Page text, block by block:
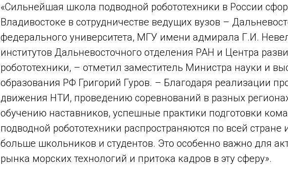
«Сильнейшая школа подводной робототехники в России
Владивостоке в сотрудничестве ведущих вузов –
федерального университета, МГУ имени адмирала Г.И.
институтов Дальневосточного отделения РАН и Центра
робототехники, – отметил заместитель Министра науки и
образования РФ Григорий Гуров. – Благодаря реализации
движения НТИ, проведению соревнований в разных
обучению наставников, успешные практики подготовки
подводной робототехники распространяются по всей стране
больше школьников и студентов. Это особенно важно для
рынка морских технологий и притока кадров в эту сферу».